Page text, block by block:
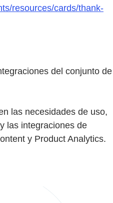
resources/cards/thank-
del conjunto de
las necesidades de uso,
las integraciones de
y Product Analytics.